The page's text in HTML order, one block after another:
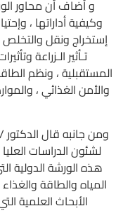
و أضاف أن محاور
وكيفية أداراتها ،
إستخراج ونقل والتخلص
تـأثير الـزراعة
المستقبلية ، ونظم
والأمن الغذائي ،
ومن جانبه قال
لشئون الدراسات
هذه الورشة الدولية
المياه والطاقة
الأبحاث العلمية